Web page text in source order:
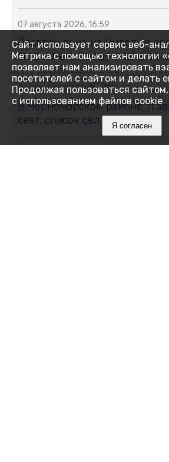
07 августа 2026, 16:59
Возвращение на мировую
спортсмены поедут на
07 августа 2026, 16:48
В Черноморском районе 11
свет: список сёл и улиц
Сайт использует сервис веб-
Метрика с помощью технологии
позволяет нам анализировать
посетителей с сайтом и делать
Продолжая пользоваться
с использованием файлов cookie
Я согласен